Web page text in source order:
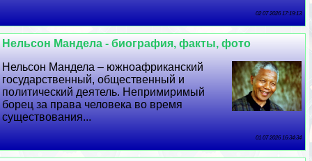
02 07 2026 17:19:13
Нельсон Maндела - биография, факты, фото
Нельсон Maндела – южноафриканский
государственный, общественный и
политический деятель. Непримиримый
борец за права человека во время
существования...
01 07 2026 16:34:34